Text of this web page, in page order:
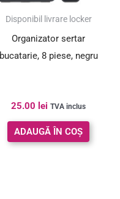
Disponibil livrare locker
Organizator sertar
bucatarie, 8 piese, negru
25.00 lei TVA inclus
ADAUGĂ ÎN COȘ